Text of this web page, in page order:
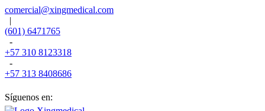
comercial@xingmedical.com
|
(601) 6471765
-
+57 310 8123318
-
+57 313 8408686
Síguenos en: